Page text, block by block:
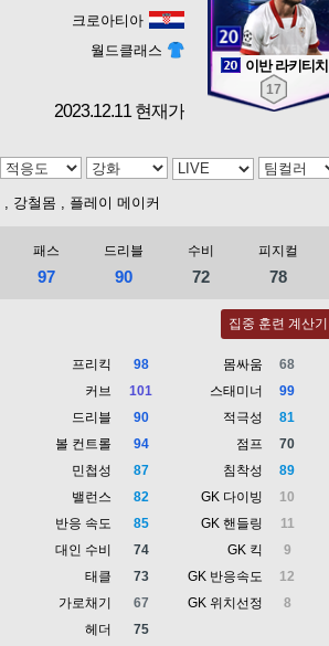
크로아티아
월드클래스
2023.12.11 현재가
이반 라키티치
17
, 강철몸 , 플레이 메이커
패스
97
드리블
90
수비
72
피지컬
78
집중 훈련 계산기
프리킥
98
커브
101
드리블
90
볼 컨트롤
94
민첩성
87
밸런스
82
반응 속도
85
대인 수비
74
태클
73
가로채기
67
헤더
75
몸싸움
68
스태미너
99
적극성
81
점프
70
침착성
89
GK 다이빙
10
GK 핸들링
11
GK 킥
9
GK 반응속도
12
GK 위치선정
8